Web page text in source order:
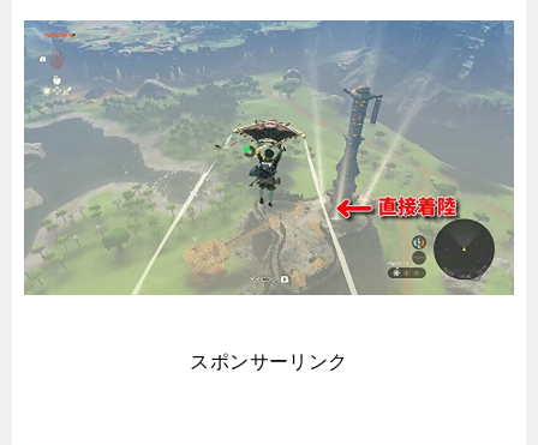
スポンサーリンク